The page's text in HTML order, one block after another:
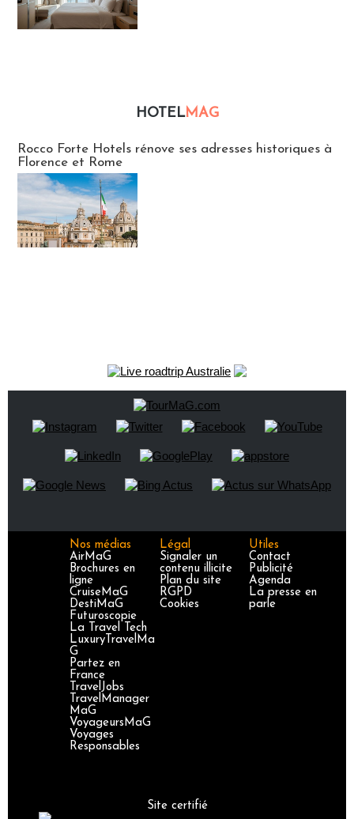
HOTELMAG
Rocco Forte Hotels rénove ses adresses historiques à
Florence et Rome
Nos médias
AirMaG
Brochures en
ligne
CruiseMaG
DestiMaG
Futuroscopie
La Travel Tech
LuxuryTravelMa
G
Partez en
France
TravelJobs
TravelManager
MaG
VoyageursMaG
Voyages
Responsables
Légal
Signaler un
contenu illicite
Plan du site
RGPD
Cookies
Utiles
Contact
Publicité
Agenda
La presse en
parle
Site certifié